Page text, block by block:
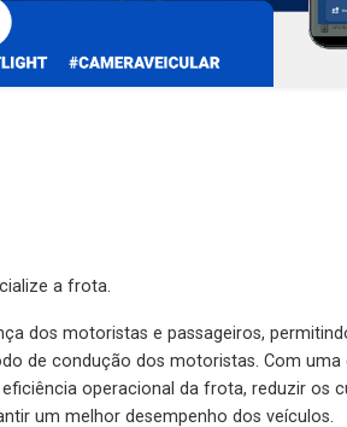
a frota.
dos motoristas e passageiros,
de condução dos motoristas. Com uma
operacional da frota, reduzir os
um melhor desempenho dos veículos.